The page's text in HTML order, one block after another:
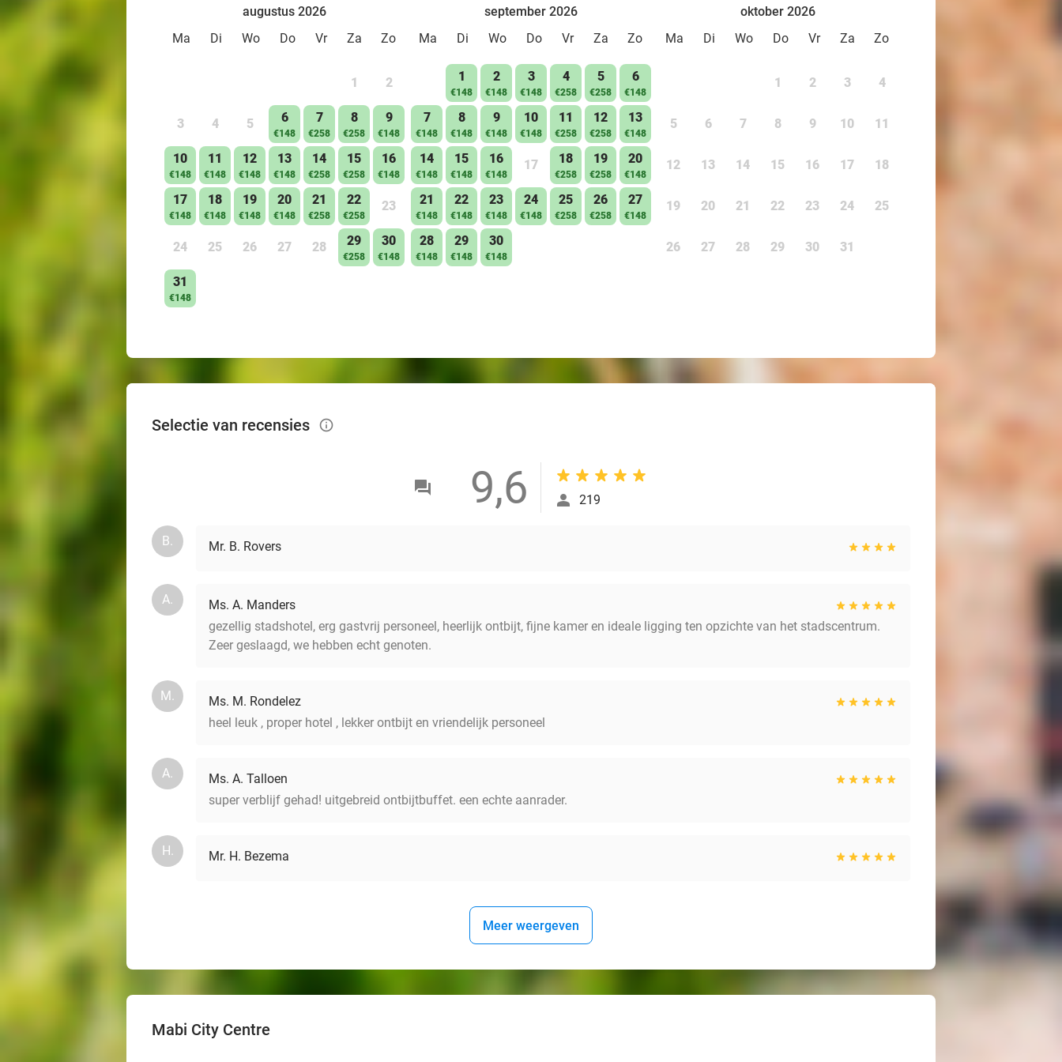
augustus 2026
Ma
Di Wo Do Vr Za Zo
1 2
3 4 5 6
€148
7
€258
8
€258
9
€148
10
€148
11
€148
12
€148
13
€148
14
€258
15
€258
16
€148
17
€148
18
€148
19
€148
20
€148
21
€258
22
€258
23
24 25 26 27 28 29
€258
30
€148
31
€148
september 2026
Ma
Di Wo Do Vr Za Zo
1
€148
2
€148
3
€148
4
€258
5
€258
6
€148
7
€148
8
€148
9
€148
10
€148
11
€258
12
€258
13
€148
14
€148
15
€148
16
€148
17 18
€258
19
€258
20
€148
21
€148
22
€148
23
€148
24
€148
25
€258
26
€258
27
€148
28
€148
29
€148
30
€148
oktober 2026
Ma
Di Wo Do Vr Za Zo
1 2 3 4
5 6 7 8 9 10 11
12 13 14 15 16 17 18
19 20 21 22 23 24 25
26 27 28 29 30 31
Selectie van recensies info_outlined
9,6 219
B. Mr. B. Rovers
A.
Ms. A. Manders
gezellig stadshotel, erg gastvrij personeel, heerlijk ontbijt, fijne kamer en ideale ligging ten opzichte van het stadscentrum.
Zeer geslaagd, we hebben echt genoten.
M.
Ms. M. Rondelez
heel leuk , proper hotel , lekker ontbijt en vriendelijk personeel
A.
Ms. A. Talloen
super verblijf gehad! uitgebreid ontbijtbuffet. een echte aanrader.
H. Mr. H. Bezema
Meer weergeven
Mabi City Centre